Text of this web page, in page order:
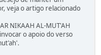
veja o artigo relacionado
NIKAAH AL-MUT'AH
o apoio do verso